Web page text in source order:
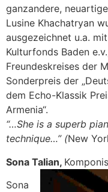
ganzandere,
Lusine Khachatryan
ausgezeichnet u.a.
Kulturfonds Baden
Freundeskreises der
Sonderpreis der
dem Echo-Klassik
Armenia“.
“…She is a superb
technique…” (New
Sona Talian,
Sona